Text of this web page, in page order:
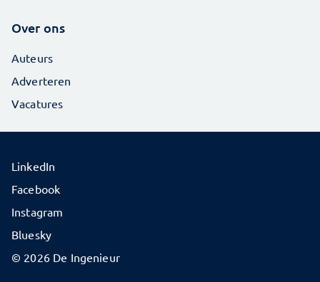
Over ons
Auteurs
Adverteren
Vacatures
© 2026 De Ingenieur
LinkedIn
Facebook
Instagram
Bluesky